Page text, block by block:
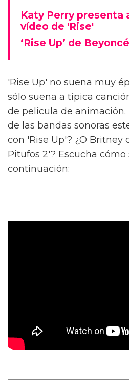
Katy Perry presenta
vídeo de 'Rise'
‘Rise Up’ de
'Rise Up' no suena muy
sólo suena a típica
de película de animación.
de las bandas sonoras
con 'Rise Up'? ¿O Britney
Pitufos 2'? Escucha cómo
continuación: